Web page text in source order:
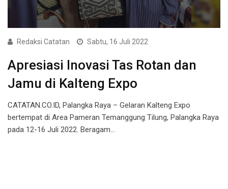
Redaksi Catatan Sabtu, 16 Juli 2022
Apresiasi Inovasi Tas Rotan dan
Jamu di Kalteng Expo
CATATAN.CO.ID, Palangka Raya – Gelaran Kalteng Expo
bertempat di Area Pameran Temanggung Tilung, Palangka Raya
pada 12-16 Juli 2022. Beragam…